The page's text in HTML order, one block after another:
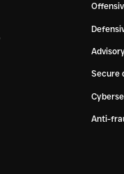
Secure
Anti-